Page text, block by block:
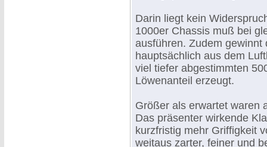
Darin liegt kein
1000er Chassis muß bei
ausführen. Zudem
hauptsächlich aus dem
viel tiefer abgestimmten
Löwenanteil erzeugt.
Größer als erwartet waren
Das präsenter wirkende
kurzfristig mehr Griffigkeit
weitaus zarter, feiner und